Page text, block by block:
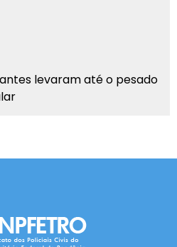
levaram até o pesado